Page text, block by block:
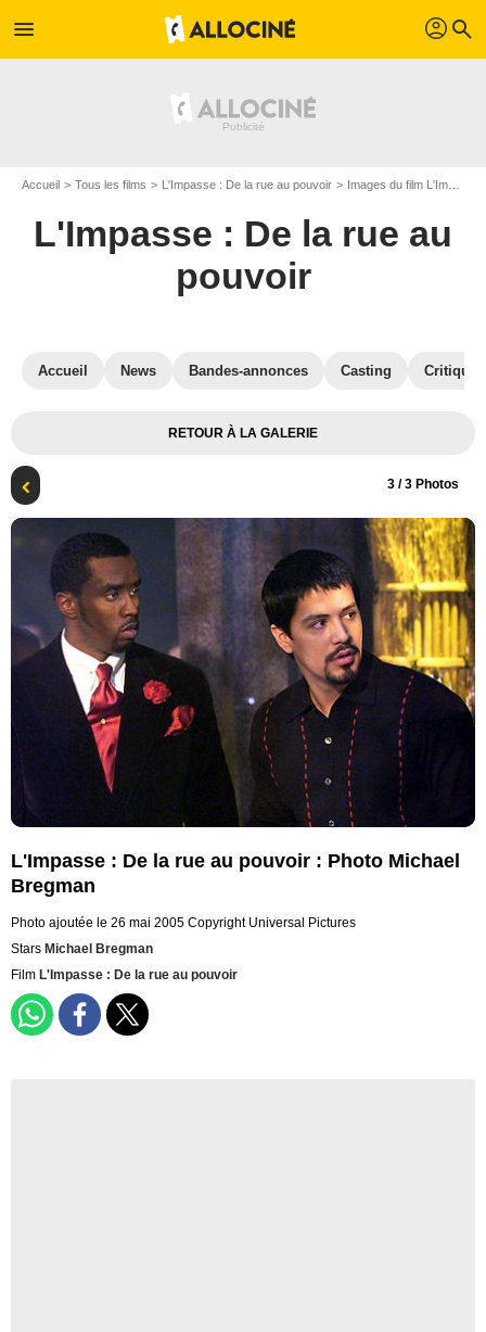
menu profil search
Accueil Tous les films L'Impasse : De la rue au pouvoir Images du film L'Impasse : De la rue au pouvoir
L'Impasse : De la rue au
pouvoir
Accueil News Bandes-annonces Casting
RETOUR À LA GALERIE
3 / 3 Photos
L'Impasse : De la rue au pouvoir : Photo Michael
Bregman
Photo ajoutée le 26 mai 2005 Copyright Universal Pictures
Stars Michael Bregman
Film L'Impasse : De la rue au pouvoir